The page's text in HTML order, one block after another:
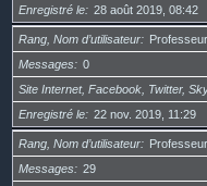
Enregistré le
28 août 2019, 08:42
Rang, Nom d’utilisateur Professeur
Messages
0
Site Internet, Facebook, Twitter,
Enregistré le
22 nov. 2019, 11:29
Rang, Nom d’utilisateur Professeur
Messages
29